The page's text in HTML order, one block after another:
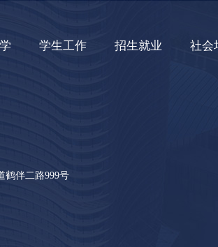
学生工作 招生就业 社会
鹤伴二路999号